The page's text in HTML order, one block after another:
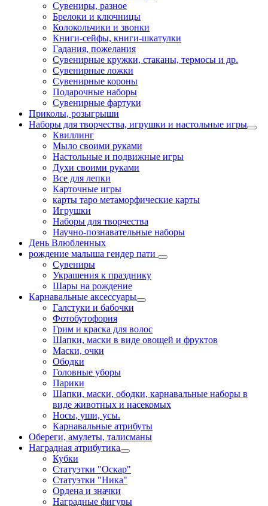
Сувениры, разное
Брелоки и ключницы
Колокольчики и звонки
Книги-сейфы, книги-шкатулки
Гадания, пожелания
Сувенирные кружки, стаканы, термосы и др.
Сувенирные ложки
Сувенирные короны
Подарочные наборы
Сувенирные фартуки
Приколы, розыгрыши
Наборы для творчества, игрушки и настольные игры
Квиллинг
Мыло своими руками
Настольные и подвижные игры
Духи своими руками
Все для лепки
Карточные игры
карты таро метаморфические карты
Игрушки
Наборы для творчества
Научно-познавательные наборы
День Влюбленных
рождение малыша гендер пати
Сувениры
Украшения к празднику
Шары на рождение
Карнавальные аксессуары
Галстуки и бабочки
Фотобутофория
Грим и краска для волос
Шапки, маски в виде овощей и фруктов
Маски, очки
Ободки
Головные уборы
Парики
Шапки, маски, ободки, карнавальные наборы в
виде животных и насекомых
Носы, уши, усы.
Карнавальные атрибуты
Обереги, амулеты, талисманы
Наградная атрибутика
Кубки
Статуэтки "Оскар"
Статуэтки "Ника"
Ордена и значки
Наградные фигуры